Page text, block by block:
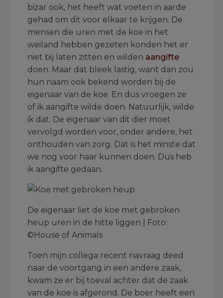
bizar ook, het heeft wat voeten in aarde
gehad om dit voor elkaar te krijgen. De
mensen die uren met de koe in het
weiland hebben gezeten konden het er
niet bij laten zitten en wilden aangifte
doen. Maar dat bleek lastig, want dan zou
hun naam ook bekend worden bij de
eigenaar van de koe. En dus vroegen ze
of ik aangifte wilde doen. Natuurlijk, wilde
ik dat. De eigenaar van dit dier moet
vervolgd worden voor, onder andere, het
onthouden van zorg. Dat is het minste dat
we nog voor haar kunnen doen. Dus heb
ik aangifte gedaan.
De eigenaar liet de koe met gebroken
heup uren in de hitte liggen | Foto:
©House of Animals
Toen mijn collega recent navraag deed
naar de voortgang in een andere zaak,
kwam ze er bij toeval achter dat de zaak
van de koe is afgerond. De boer heeft een